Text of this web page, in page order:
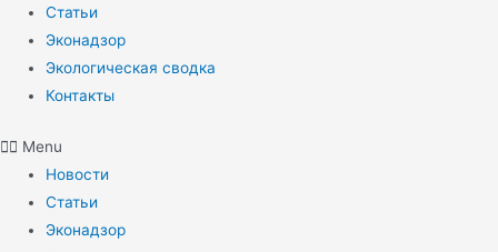
Статьи
Эконадзор
Экологическая сводка
Контакты
Menu
Новости
Статьи
Эконадзор